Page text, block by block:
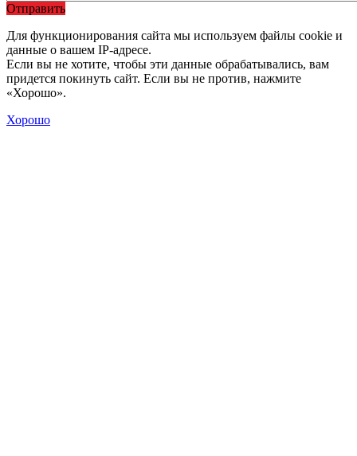
Отправить
Для функционирования сайта мы используем файлы cookie и
данные о вашем IP-адресе.
Если вы не хотите, чтобы эти данные обрабатывались, вам
придется покинуть сайт. Если вы не против, нажмите
«Хорошо».
Хорошо